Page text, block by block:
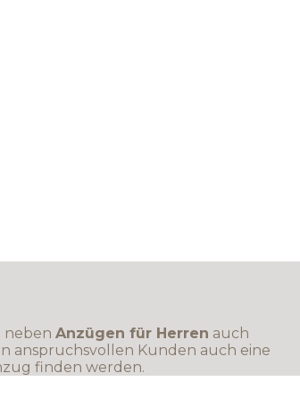
neben Anzügen für Herren auch
anspruchsvollen Kunden auch eine
finden werden.